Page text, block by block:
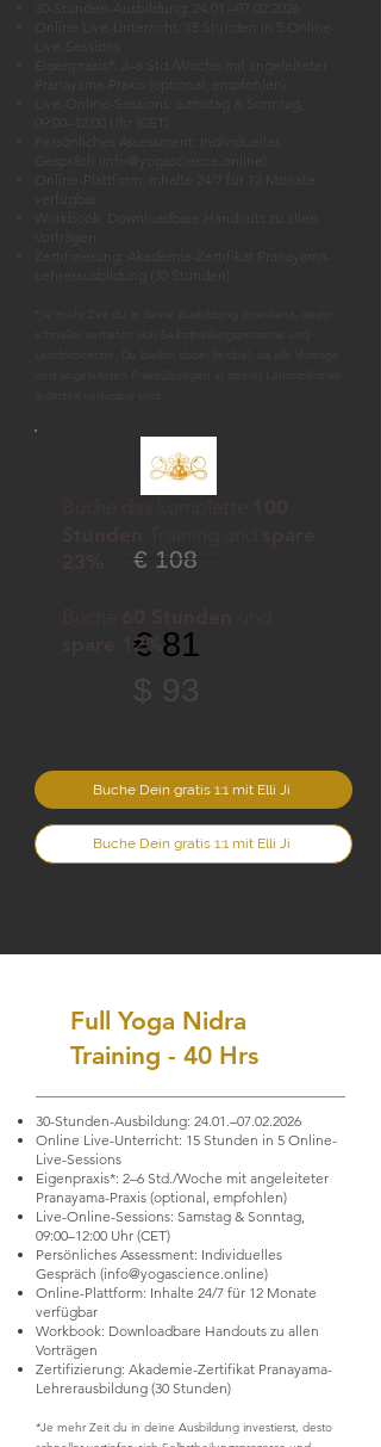
€ 108
€ 81
spare 12%
Buche Dein gratis 1:1 mit Elli Ji
Buche Dein gratis 1:1 mit Elli Ji
Full Yoga Nidra
Training - 40 Hrs
30-Stunden-Ausbildung: 24.01.–07.02.2026
Online Live-Unterricht: 15 Stunden in 5 Online-
Live-Sessions
Eigenpraxis*: 2–6 Std./Woche mit angeleiteter
Pranayama-Praxis (optional, empfohlen)
Live-Online-Sessions: Samstag & Sonntag,
09:00–12:00 Uhr (CET)
Persönliches Assessment: Individuelles
Gespräch (info@yogascience.online)
Online-Plattform: Inhalte 24/7 für 12 Monate
verfügbar
Workbook: Downloadbare Handouts zu allen
Vorträgen
Zertifizierung: Akademie-Zertifikat Pranayama-
Lehrerausbildung (30 Stunden)
*Je mehr Zeit du in deine Ausbildung investierst, desto